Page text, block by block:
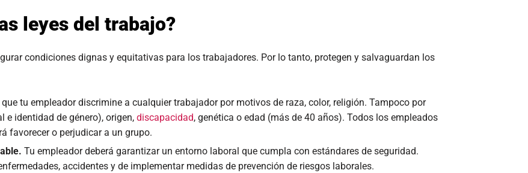
leyes del trabajo?
condiciones dignas y equitativas para los trabajadores. Por lo tanto, protegen y salvaguardan los
que tu empleador discrimine a cualquier trabajador por motivos de raza, color, religión. Tampoco por
e identidad de género), origen, discapacidad, genética o edad (más de 40 años). Todos los empleados
favorecer o perjudicar a un grupo.
Tu empleador deberá garantizar un entorno laboral que cumpla con estándares de seguridad.
accidentes y de implementar medidas de prevención de riesgos laborales.